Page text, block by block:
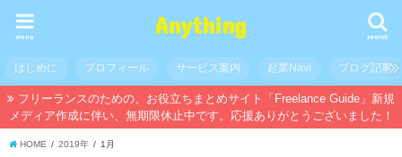
Anything search
menu
はじめに プロフィール サービス案内 起業Navi ブログ記事
フリーランスのための、お役立ちまとめサイト「Freelance Guide」新規
メディア作成に伴い、無期限休止中です。応援ありがとうございました！
HOME 2019年 1月